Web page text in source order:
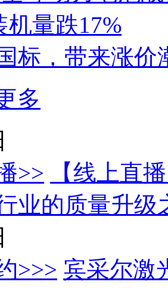
机量跌17%
标，带来涨价
多
>>
【线上直
业的质量升级
>>> 宾采尔激